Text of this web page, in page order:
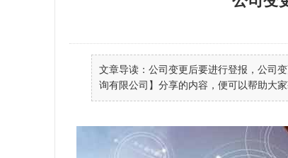
文章导读：公司变更后要进行登报，公司
询有限公司】分享的内容，便可以帮助大